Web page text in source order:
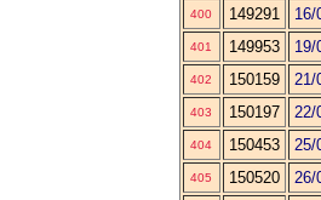
400 149291 16/
401 149953 19/
402 150159 21/
403 150197 22/
404 150453 25/
405 150520 26/